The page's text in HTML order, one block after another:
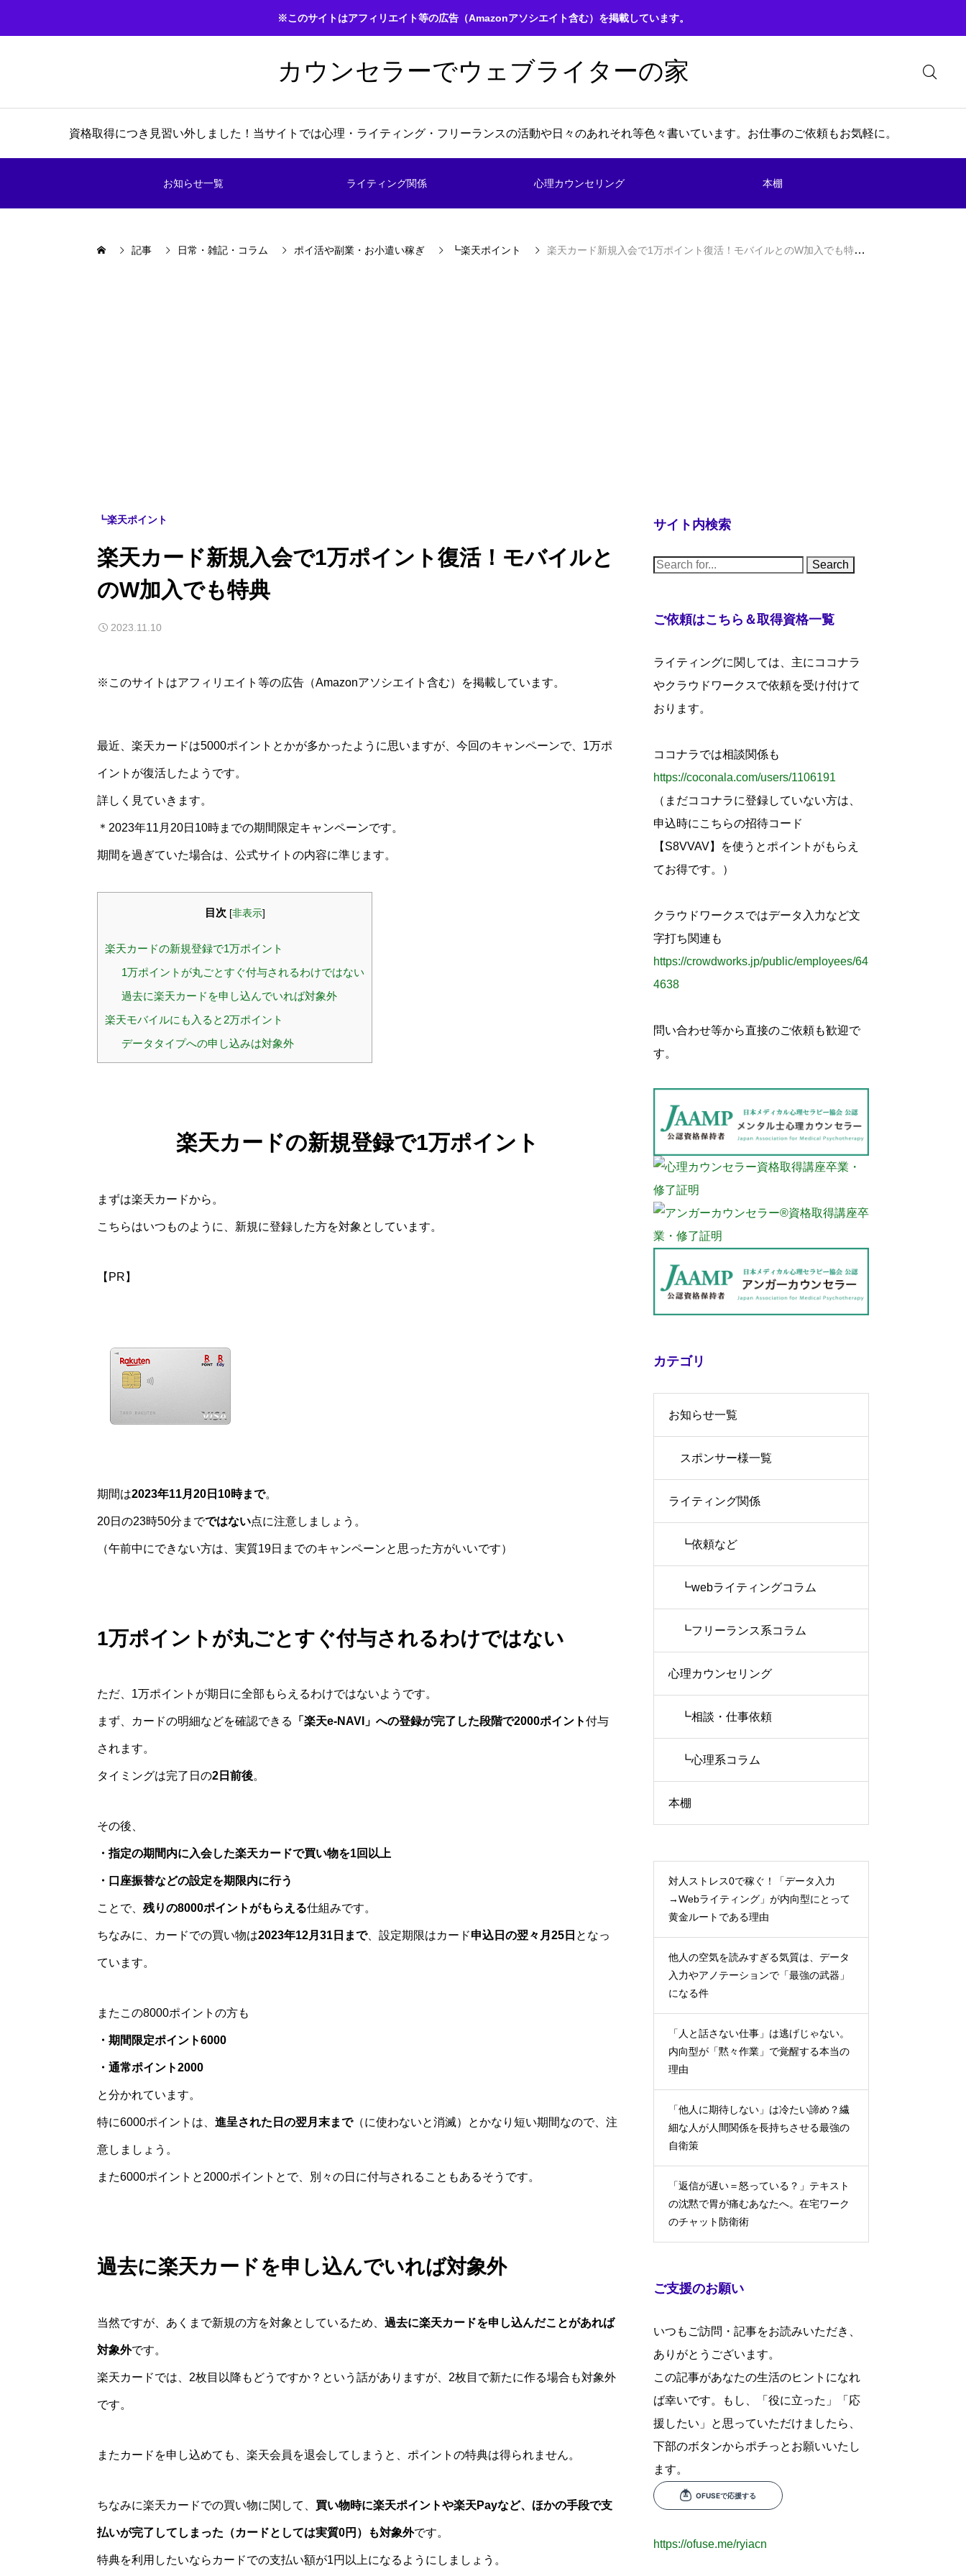
※このサイトはアフィリエイト等の広告（Amazonアソシエイト含む）を掲載しています。
カウンセラーでウェブライターの家
資格取得につき見習い外しました！当サイトでは心理・ライティング・フリーランスの活動や日々のあれそれ等色々書いています。お仕事のご依頼もお気軽に。
お知らせ一覧 ライティング関係 心理カウンセリング 本棚
記事 日常・雑記・コラム ポイ活や副業・お小遣い稼ぎ ┗楽天ポイント 楽天カード新規入会で1万ポイント復活！モバイルとのW加入でも特典
┗楽天ポイント
楽天カード新規入会で1万ポイント復活！モバイルと
のW加入でも特典
2023.11.10
※このサイトはアフィリエイト等の広告（Amazonアソシエイト含む）を掲載しています。
最近、楽天カードは5000ポイントとかが多かったように思いますが、今回のキャンペーンで、1万ポ
イントが復活したようです。
詳しく見ていきます。
＊2023年11月20日 10時までの期間限定キャンペーンです。
期間を過ぎていた場合は、公式サイトの内容に準じます。
目次 [非表示]
楽天カードの新規登録で1万ポイント
1万ポイントが丸ごとすぐ付与されるわけではない
過去に楽天カードを申し込んでいれば対象外
楽天モバイルにも入ると2万ポイント
データタイプへの申し込みは対象外
楽天カードの新規登録で1万ポイント
まずは楽天カードから。
こちらはいつものように、新規に登録した方を対象としています。
【PR】
期間は2023年11月20日10時まで。
20日の23時50分までではない点に注意しましょう。
（午前中にできない方は、実質19日までのキャンペーンと思った方がいいです）
1万ポイントが丸ごとすぐ付与されるわけではない
ただ、1万ポイントが期日に全部もらえるわけではないようです。
まず、カードの明細などを確認できる 「楽天e-NAVI」への登録が完了した段階で2000ポイント付与
されます。
タイミングは完了日の2日前後。
その後、
・指定の期間内に入会した楽天カードで買い物を1回以上
・口座振替などの設定を期限内に行う
ことで、 残りの8000ポイントがもらえる仕組みです。
ちなみに、カードでの買い物は2023年12月31日まで、設定期限はカード申込日の翌々月25日 となっ
ています。
またこの8000ポイントの方も
・期間限定ポイント6000
・通常ポイント2000
と分かれています。
特に6000ポイントは、 進呈された日の翌月末まで（に使わないと消滅）とかなり短い期間なので、注
意しましょう。
また6000ポイントと2000ポイントとで、別々の日に付与されることもあるそうです。
過去に楽天カードを申し込んでいれば対象外
当然ですが、あくまで新規の方を対象としているため、 過去に楽天カードを申し込んだことがあれば
対象外です。
楽天カードでは、2枚目以降もどうですか？という話がありますが、2枚目で新たに作る場合も対象外
です。
またカードを申し込めても、楽天会員を退会してしまうと、ポイントの特典は得られません。
ちなみに楽天カードでの買い物に関して、 買い物時に楽天ポイントや楽天Payなど、ほかの手段で支
払いが完了してしまった（カードとしては実質0円）も対象外です。
特典を利用したいならカードでの支払い額が1円以上になるようにしましょう。
サイト内検索
S
e
h
:
ご依頼はこちら＆取得資格一覧
ライティングに関しては、主にココナラ
やクラウドワークスで依頼を受け付けて
おります。
ココナラでは相談関係も
https://coconala.com/users/1106191
（まだココナラに登録していない方は、
申込時にこちらの招待コード
【S8VVAV】を使うとポイントがもらえ
てお得です。）
クラウドワークスではデータ入力など文
字打ち関連も
https://crowdworks.jp/public/employees/64
4638
問い合わせ等から直接のご依頼も歓迎で
す。
カテゴリ
お知らせ一覧
スポンサー様一覧
ライティング関係
┗依頼など
┗webライティングコラム
┗フリーランス系コラム
心理カウンセリング
┗相談・仕事依頼
┗心理系コラム
本棚
対人ストレス0で稼ぐ！「データ入力
→Webライティング」が内向型にとって
黄金ルートである理由
他人の空気を読みすぎる気質は、データ
入力やアノテーションで「最強の武器」
になる件
「人と話さない仕事」は逃げじゃない。
内向型が「黙々作業」で覚醒する本当の
理由
「他人に期待しない」は冷たい諦め？繊
細な人が人間関係を長持ちさせる最強の
自衛策
「返信が遅い＝怒っている？」テキスト
の沈黙で胃が痛むあなたへ。在宅ワーク
のチャット防衛術
ご支援のお願い
いつもご訪問・記事をお読みいただき、
ありがとうございます。
この記事があなたの生活のヒントになれ
ば幸いです。もし、「役に立った」「応
援したい」と思っていただけましたら、
下部のボタンからポチっとお願いいたし
ます。
https://ofuse.me/ryiacn